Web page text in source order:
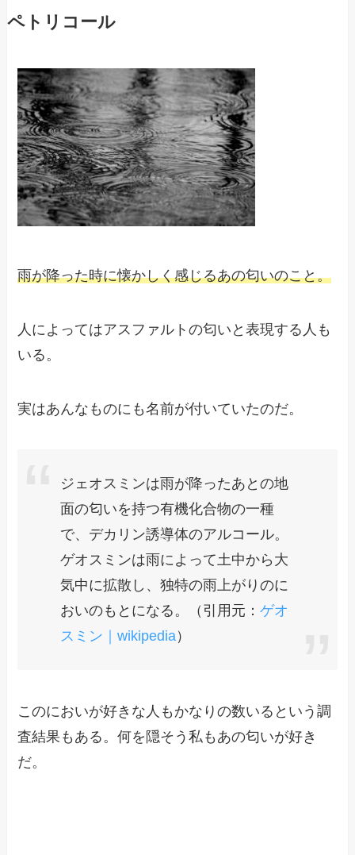
ペトリコール
雨が降った時に懐かしく感じるあの匂いのこと。
人によってはアスファルトの匂いと表現する人も
いる。
実はあんなものにも名前が付いていたのだ。
ジェオスミンは雨が降ったあとの地
面の匂いを持つ有機化合物の一種
で、デカリン誘導体のアルコール。
ゲオスミンは雨によって土中から大
気中に拡散し、独特の雨上がりのに
おいのもとになる。（引用元：ゲオ
スミン｜wikipedia）
このにおいが好きな人もかなりの数いるという調
査結果もある。何を隠そう私もあの匂いが好き
だ。